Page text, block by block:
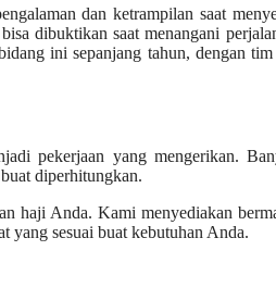
dan ketrampilan saat
dibuktikan saat menangani
ini sepanjang tahun, dengan tim
pekerjaan yang mengerikan.
diperhitungkan.
haji Anda. Kami menyediakan
yang sesuai buat kebutuhan Anda.